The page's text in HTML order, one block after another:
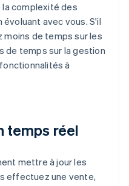
complexité des
avec vous. S'il
moins de temps sur les
de temps sur la gestion
à
temps réel
mettre à jour les
effectuez une vente,